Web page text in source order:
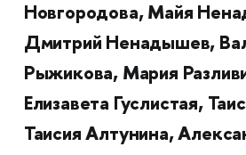
Новгородова, Майя
Дмитрий Ненадышев,
Рыжикова, Мария
Елизавета Гуслистая,
Таисия Алтунина,